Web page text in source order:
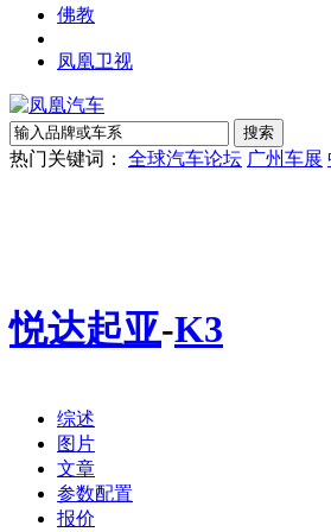
佛教
凤凰卫视
热门关键词： 全球汽车论坛 广州车展
悦达起亚-K3
综述
图片
文章
参数配置
报价